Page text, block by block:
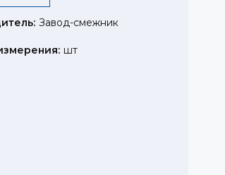
Завод-смежник
шт